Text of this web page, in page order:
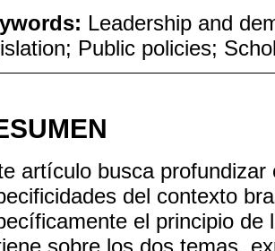
Leadership and
Public policies;
artículo busca
del contexto
el principio de
sobre los dos temas,